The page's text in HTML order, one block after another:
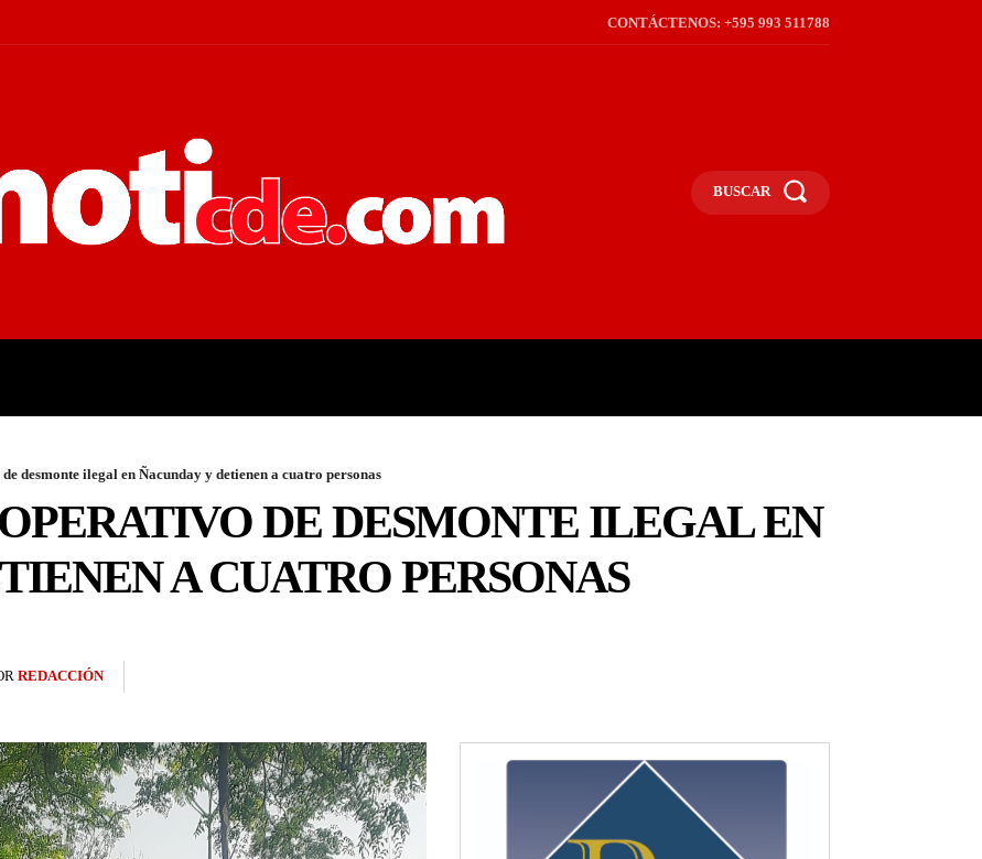
CONTÁCTENOS: +595 993 511788
BUSCAR
desmonte ilegal en Ñacunday y detienen a cuatro personas
DE DESMONTE ILEGAL EN
A CUATRO PERSONAS
REDACCIÓN